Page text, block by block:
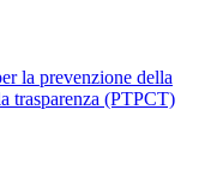
la prevenzione della
trasparenza (PTPCT)